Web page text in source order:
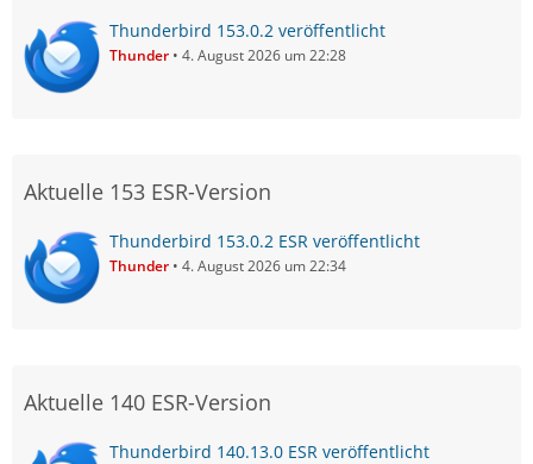
Thunderbird 153.0.2 veröffentlicht
Thunder 4. August 2026 um 22:28
Aktuelle 153 ESR-Version
Thunderbird 153.0.2 ESR veröffentlicht
Thunder 4. August 2026 um 22:34
Aktuelle 140 ESR-Version
Thunderbird 140.13.0 ESR veröffentlicht